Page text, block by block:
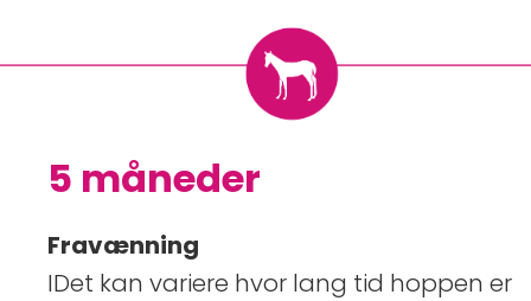
5 måneder
Fravænning
IDet kan variere hvor lang tid hoppen er